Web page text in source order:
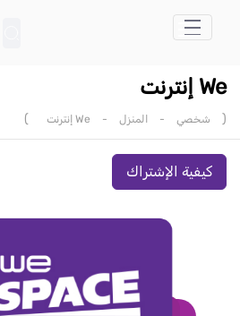
تخطي إلى المحتوى الرئيسي
We إنترنت
( شخصي - المنزل - We إنترنت )
كيفية الإشتراك